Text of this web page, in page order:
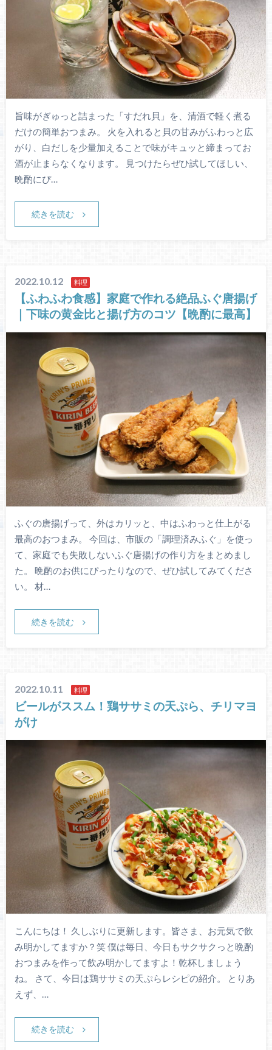
旨味がぎゅっと詰まった「すだれ貝」を、清酒で軽く煮る
だけの簡単おつまみ。 火を入れると貝の甘みがふわっと広
がり、白だしを少量加えることで味がキュッと締まってお
酒が止まらなくなります。 見つけたらぜひ試してほしい、
晩酌にぴ…
続きを読む
2022.10.12 料理
【ふわふわ食感】家庭で作れる絶品ふぐ唐揚げ
｜下味の黄金比と揚げ方のコツ【晩酌に最高】
ふぐの唐揚げって、外はカリッと、中はふわっと仕上がる
最高のおつまみ。 今回は、市販の「調理済みふぐ」を使っ
て、家庭でも失敗しないふぐ唐揚げの作り方をまとめまし
た。 晩酌のお供にぴったりなので、ぜひ試してみてくださ
い。 材…
続きを読む
2022.10.11 料理
ビールがススム！鶏ササミの天ぷら、チリマヨ
がけ
こんにちは！ 久しぶりに更新します。皆さま、お元気で飲
み明かしてますか？笑 僕は毎日、今日もサクサクっと晩酌
おつまみを作って飲み明かしてますよ！乾杯しましょう
ね。 さて、今日は鶏ササミの天ぷらレシピの紹介。 とりあ
えず、…
続きを読む